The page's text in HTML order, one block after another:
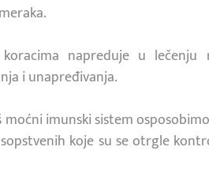
napreduje u
i unapređivanja.
imunski sistem
koje su se otrgle